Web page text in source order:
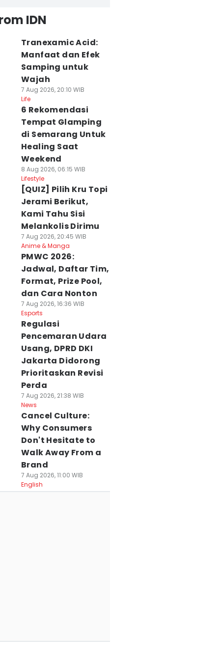
Sekolah di
Yuk
Salju Bareng
2026, 23:04 WIB
Intip Liburan
Tangerang
16 Jun 2026, 13:45 WIB
IDN
Tranexamic Acid:
Manfaat dan Efek
Samping untuk
Wajah
7 Aug 2026, 20:10 WIB
Life
6 Rekomendasi
Tempat Glamping
di Semarang Untuk
Healing Saat
Weekend
8 Aug 2026, 06:15 WIB
Lifestyle
[QUIZ] Pilih Kru Topi
Jerami Berikut,
Kami Tahu Sisi
Melankolis Dirimu
7 Aug 2026, 20:45 WIB
Anime & Manga
PMWC 2026:
Jadwal, Daftar Tim,
Format, Prize Pool,
dan Cara Nonton
7 Aug 2026, 16:36 WIB
Esports
Regulasi
Pencemaran Udara
Usang, DPRD DKI
Jakarta Didorong
Prioritaskan Revisi
Perda
7 Aug 2026, 21:38 WIB
News
Cancel Culture:
Why Consumers
Don't Hesitate to
Walk Away From a
Brand
7 Aug 2026, 11:00 WIB
English